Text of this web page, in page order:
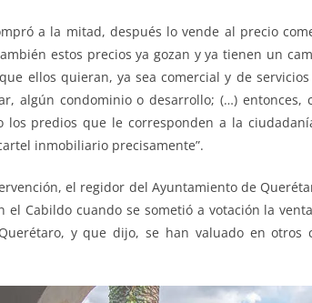
a la mitad, después lo vende al precio
estos precios ya gozan y ya tienen un
ellos quieran, ya sea comercial y de
algún condominio o desarrollo; (…) entonces,
los predios que le corresponden a la
inmobiliario precisamente”.
el regidor del Ayuntamiento de
el Cabildo cuando se sometió a votación la
y que dijo, se han valuado en